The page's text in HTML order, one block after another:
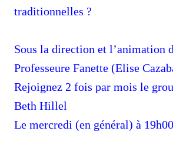
traditionnelles ?
Sous la direction et l’animation
Professeure Fanette (Elise
Rejoignez 2 fois par mois le
Beth Hillel
Le mercredi (en général) à 19h00